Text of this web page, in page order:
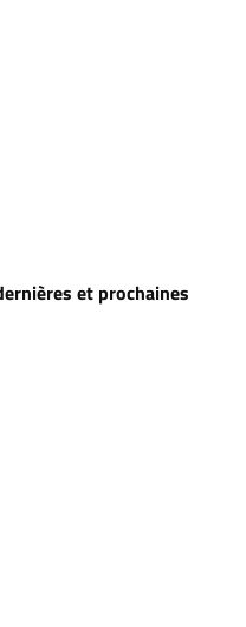
et prochaines